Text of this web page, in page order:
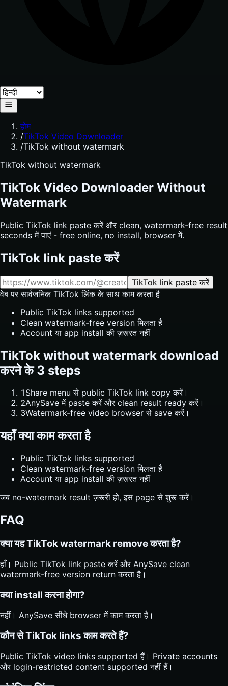
होम
/TikTok Video Downloader
/TikTok without watermark
TikTok without watermark
TikTok Video Downloader Without
Watermark
Public TikTok link paste करें और clean, watermark-free result
seconds में पाएं - free online, no install, browser में.
TikTok link paste करें
TikTok link paste करें
वेब पर सार्वजनिक TikTok लिंक के साथ काम करता है
Public TikTok links supported
Clean watermark-free version मिलता है
Account या app install की ज़रूरत नहीं
TikTok without watermark download
करने के 3 steps
1 Share menu से public TikTok link copy करें।
2AnySave में paste करें और clean result ready करें।
3Watermark-free video browser से save करें।
यहाँ क्या काम करता है
Public TikTok links supported
Clean watermark-free version मिलता है
Account या app install की ज़रूरत नहीं
जब no-watermark result ज़रूरी हो, इस page से शुरू करें।
FAQ
क्या यह TikTok watermark remove करता है?
हाँ। Public TikTok link paste करें और AnySave clean
watermark-free version return करता है।
क्या install करना होगा?
नहीं। AnySave सीधे browser में काम करता है।
कौन से TikTok links काम करते हैं?
Public TikTok video links supported हैं। Private accounts
और login-restricted content supported नहीं हैं।